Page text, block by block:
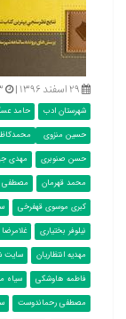
۲۹ اسفند ۱۳۹۶ |
شهرستان ادب حامد
حسین منزوی
حسن صنوبری
مهدی
محمد قهرمان
مصطفی
کبری موسوی قهفرخی
نیلوفر بختیاری
مهدیه انتظاریان
سایت
فاطمه هاوشکی
سیاه
مصطفی رحماندوست